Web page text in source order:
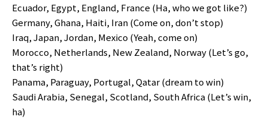
Ecuador, Egypt, England, France (Ha, who we got like?)
Germany, Ghana, Haiti, Iran (Come on, don’t stop)
Iraq, Japan, Jordan, Mexico (Yeah, come on)
Morocco, Netherlands, New Zealand, Norway (Let’s go,
that’s right)
Panama, Paraguay, Portugal, Qatar (dream to win)
Saudi Arabia, Senegal, Scotland, South Africa (Let’s win,
ha)